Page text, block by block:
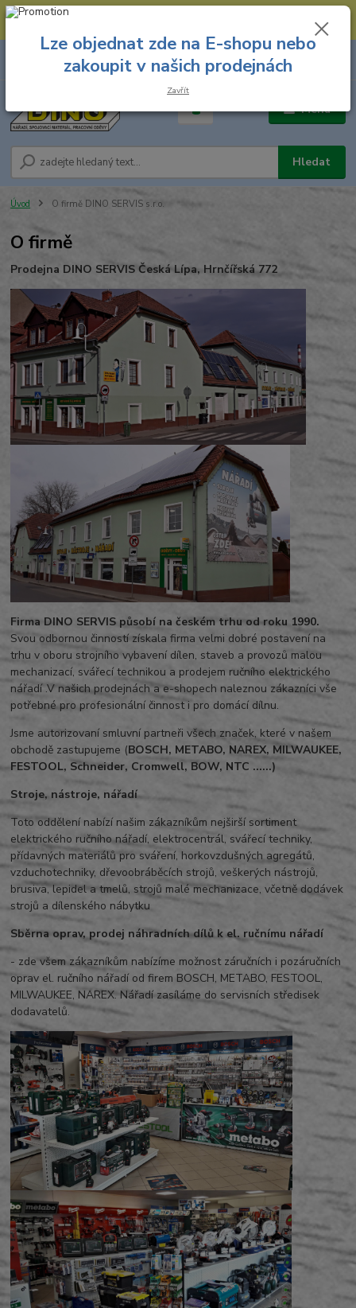
--- Spojovací materiál: 774 431 045 --- Prodejna nářadí: 731 449 423 --
Menu
Hledat
8.00 hod. - 16.00 hod.
za
Úvod O firmě DINO SERVIS s.r.o.
O firmě
Prodejna DINO SERVIS Česká Lípa, Hrnčířská 772
Firma DINO SERVIS působí na českém trhu od roku 1990.
Svou odbornou činností získala firma velmi dobré postavení na
trhu v oboru strojního vybavení dílen, staveb a provozů malou
mechanizací, svářecí technikou a prodejem ručního elektrického
nářadí .V našich prodejnách a e-shopech naleznou zákazníci vše
potřebné pro profesionální činnost i pro domácí dílnu.
Jsme autorizovaní smluvní partneři všech značek, které v našem
obchodě zastupujeme (BOSCH, METABO, NAREX, MILWAUKEE,
FESTOOL, Schneider, Cromwell, BOW, NTC ......)
Stroje, nástroje, nářadí
Toto oddělení nabízí našim zákazníkům nejširší sortiment
elektrického ručního nářadí, elektrocentrál, svářecí techniky,
přídavných materiálů pro sváření, horkovzdušných agregátů,
vzduchotechniky, dřevoobráběcích strojů, veškerých nástrojů,
brusiva, lepidel a tmelů, strojů malé mechanizace, včetně dodávek
strojů a dílenského nábytku
Sběrna oprav, prodej náhradních dílů k el. ručnímu nářadí
- zde všem zákazníkům nabízíme možnost záručních i pozáručních
oprav el. ručního nářadí od firem BOSCH, METABO, FESTOOL,
MILWAUKEE, NAREX. Nářadí zasíláme do servisních středisek
dodavatelů.
Lze objednat zde na E-shopu nebo
zakoupit v našich prodejnách
Zavřít